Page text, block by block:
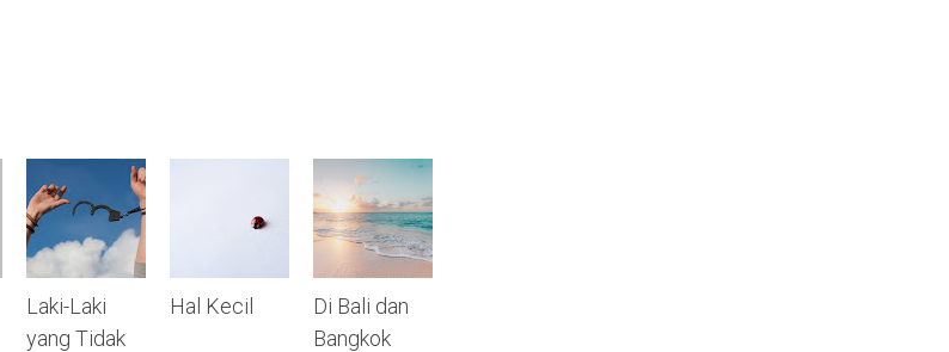
Laki-Laki
yang Tidak
Hal Kecil
Di Bali dan
Bangkok